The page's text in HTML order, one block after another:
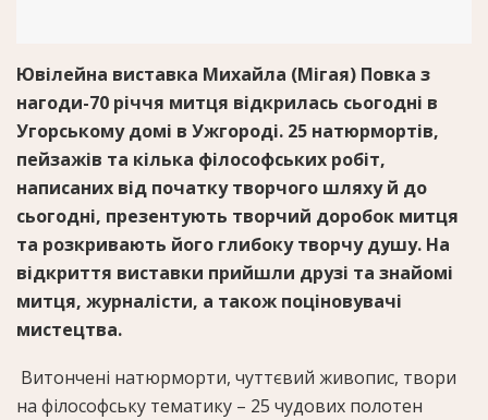
Ювілейна виставка Михайла (Мігая) Повка з
нагоди-70 річчя митця відкрилась сьогодні в
Угорському домі в Ужгороді. 25 натюрмортів,
пейзажів та кілька філософських робіт,
написаних від початку творчого шляху й до
сьогодні, презентують творчий доробок митця
та розкривають його глибоку творчу душу. На
відкриття виставки прийшли друзі та знайомі
митця, журналісти, а також поціновувачі
мистецтва.
Витончені натюрморти, чуттєвий живопис, твори
на філософську тематику – 25 чудових полотен